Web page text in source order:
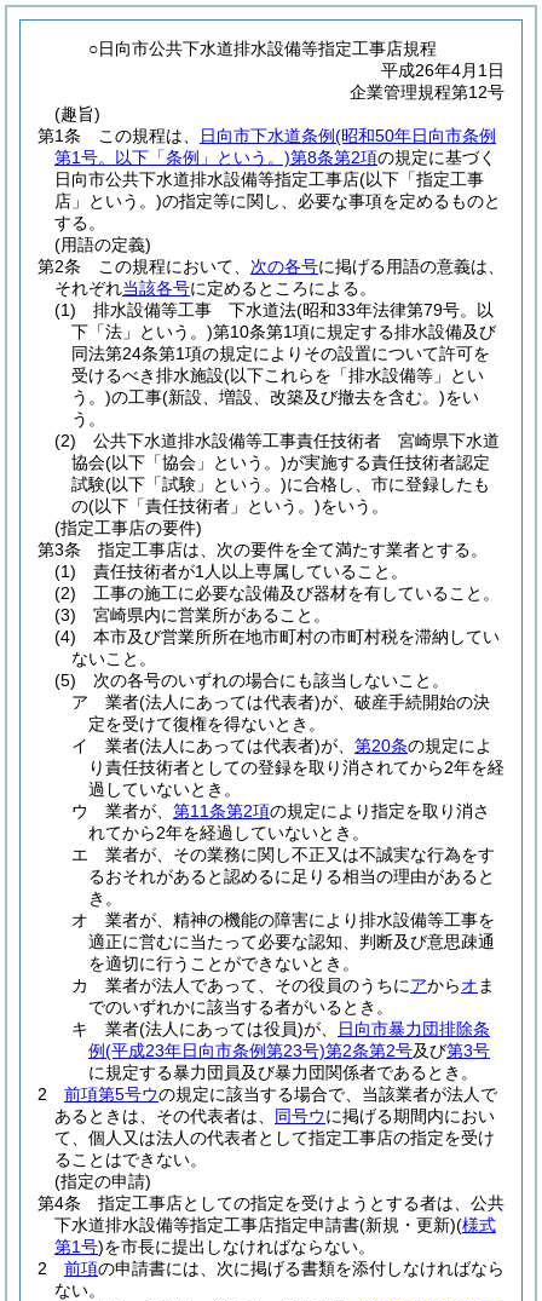
○日向市公共下水道排水設備等指定工事店規程
平成26年4月1日
企業管理規程第12号
(趣旨)
第1条
この規程は、 日向市下水道条例(昭和50年日向市条例
第1号。以下「条例」という。)第8条第2項の規定に基づく
日向市公共下水道排水設備等指定工事店(以下「指定工事
店」という。)の指定等に関し、必要な事項を定めるものと
する。
(用語の定義)
第2条
この規程において、 次の各号に掲げる用語の意義は、
それぞれ当該各号に定めるところによる。
(1)
排水設備等工事 下水道法(昭和33年法律第79号。以
下「法」という。)第10条第1項に規定する排水設備及び
同法第24条第1項の規定によりその設置について許可を
受けるべき排水施設(以下これらを「排水設備等」とい
う。)の工事(新設、増設、改築及び撤去を含む。)をい
う。
(2)
公共下水道排水設備等工事責任技術者 宮崎県下水道
協会(以下「協会」という。)が実施する責任技術者認定
試験(以下「試験」という。)に合格し、市に登録したも
の(以下「責任技術者」という。)をいう。
(指定工事店の要件)
第3条
指定工事店は、次の要件を全て満たす業者とする。
(1)
責任技術者が1人以上専属していること。
(2)
工事の施工に必要な設備及び器材を有していること。
(3)
宮崎県内に営業所があること。
(4)
本市及び営業所所在地市町村の市町村税を滞納してい
ないこと。
(5)
次の各号のいずれの場合にも該当しないこと。
ア
業者(法人にあっては代表者)が、破産手続開始の決
定を受けて復権を得ないとき。
イ
業者(法人にあっては代表者)が、 第20条の規定によ
り責任技術者としての登録を取り消されてから2年を経
過していないとき。
ウ
業者が、 第11条第2項の規定により指定を取り消さ
れてから2年を経過していないとき。
エ
業者が、その業務に関し不正又は不誠実な行為をす
るおそれがあると認めるに足りる相当の理由があると
き。
オ
業者が、精神の機能の障害により排水設備等工事を
適正に営むに当たって必要な認知、判断及び意思疎通
を適切に行うことができないとき。
カ
業者が法人であって、その役員のうちにアからオ ま
でのいずれかに該当する者がいるとき。
キ
業者(法人にあっては役員)が、
日向市暴力団排除条
例(平成23年日向市条例第23号)第2条第2号及び第3号
に規定する暴力団員及び暴力団関係者であるとき。
2
前項第5号ウの規定に該当する場合で、当該業者が法人で
あるときは、その代表者は、 同号ウに掲げる期間内におい
て、個人又は法人の代表者として指定工事店の指定を受け
ることはできない。
(指定の申請)
第4条
指定工事店としての指定を受けようとする者は、公共
下水道排水設備等指定工事店指定申請書(新規・更新)(様式
第1号)を市長に提出しなければならない。
2
前項の申請書には、次に掲げる書類を添付しなければなら
ない。